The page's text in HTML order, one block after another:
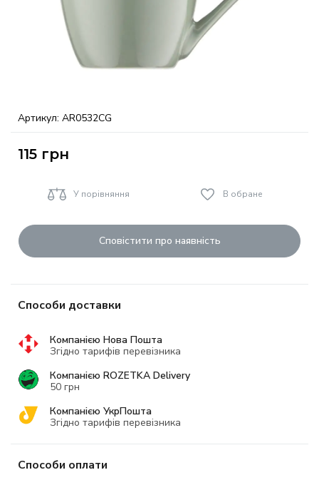
Артикул: AR0532CG
115 грн
У порівняння В обране
Сповістити про наявність
Способи доставки
Компанією Нова Пошта
Згідно тарифів перевізника
Компанією ROZETKA Delivery
50 грн
Компанією УкрПошта
Згідно тарифів перевізника
Способи оплати